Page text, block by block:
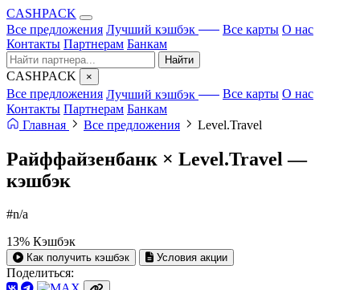
CASHPACK
Все предложения Лучший кэшбэк Все карты О нас
Контакты Партнерам Банкам
Найти
CASHPACK ×
Все предложения Лучший кэшбэк Все карты О нас
Контакты Партнерам Банкам
Главная
Все предложения Level.Travel
Райффайзенбанк × Level.Travel —
кэшбэк
#n/a
13% Кэшбэк
Как получить кэшбэк Условия акции
Поделиться: